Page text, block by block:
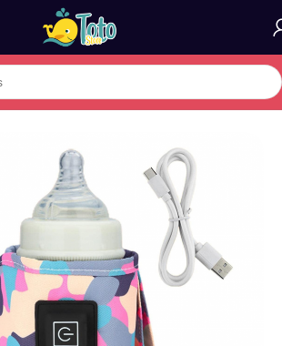
Biberon et Bouteille